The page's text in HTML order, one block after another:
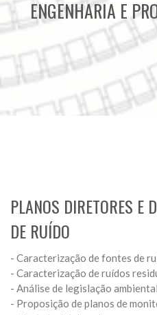
ENGENHARIA E
PLANOS DIRETORES E
DE RUÍDO
- Caracterização de fontes de
- Caracterização de ruídos
- Análise de legislação ambiental
- Proposição de planos de